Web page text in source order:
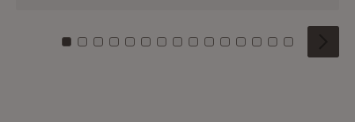
Zu Kachel: 0
Zu Kachel: 1
Zu Kachel: 2
Zu Kachel: 3
Zu Kachel: 4
Zu Kachel: 5
Zu Kachel: 6
Zu Kachel: 7
Zu Kachel: 8
Zu Kachel: 9
Zu Kachel: 10
Zu Kachel: 11
Zu Kachel: 12
Zu Kachel:
Zu